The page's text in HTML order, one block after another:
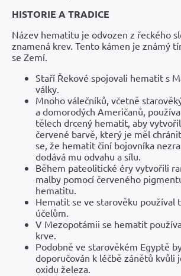
HISTORIE A TRADICE
Název hematitu je odvozen z řeckého
znamená krev. Tento kámen je známý
se Zemí.
Staří Řekové spojovali hematit s
války.
Mnoho válečníků, včetně
a domorodých Američanů,
tělech drcený hematit, aby
červené barvě, který je měl
se, že hematit činí bojovníka
dodává mu odvahu a sílu.
Během pateolitické éry vytvořili
malby pomocí červeného
hematitu.
Hematit se ve starověku používal
účelům.
V Mezopotámii se hematit
krve.
Podobně ve starověkém Egyptě
doporučován k léčbě zánětů kvůli
oxidu železa.